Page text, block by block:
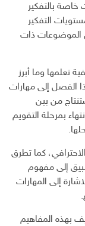
بالتفكير
التفكير
الموضوعات ذات
تعلمها وما أبرز
الفصل إلى مهارات
من بين
بمرحلة التقويم
كما تطرق
إلى مفهوم
إلى المهارات
بهذه المفاهيم